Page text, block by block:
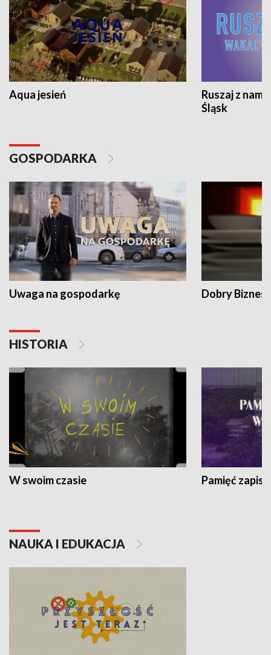
Aqua jesień
Ruszaj z
Śląsk
GOSPODARKA
Uwaga na gospodarkę Dobry Biznes
HISTORIA
W swoim czasie Pamięć
NAUKA I EDUKACJA